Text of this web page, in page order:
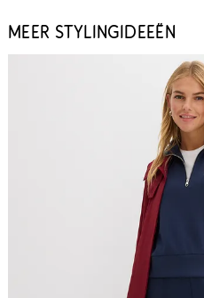
MEER STYLINGIDEEËN